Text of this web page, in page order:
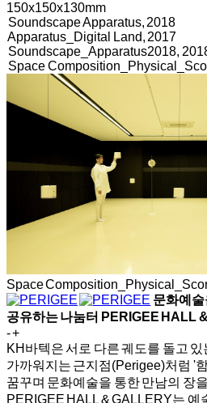
150x150x130mm
Soundscape Apparatus, 2018
Apparatus_Digital Land, 2017
Soundscape_Apparatus2018,
Space
Space
문화예술
공유하는 나눔터 PERIGEE HALL
-+
KH바텍은 서로 다른 궤도를 돌고
가까워지는 근지점(Perigee)처럼 '
꿈꾸며 문화예술을 통한 만남의 장
PERIGEE HALL & GALLERY는 예